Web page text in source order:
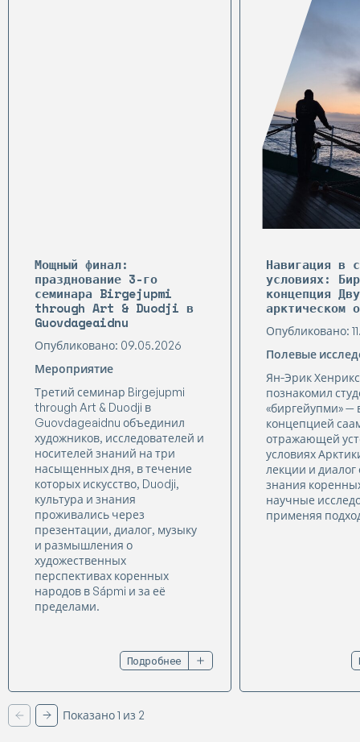
Мощный финал:
празднование 3-го
семинара Birgejupmi
through Art & Duodji в
Guovdageaidnu
Опубликовано: 09.05.2026
Мероприятие
Третий семинар Birgejupmi
through Art & Duodji в
Guovdageaidnu объединил
художников, исследователей и
носителей знаний на три
насыщенных дня, в течение
которых искусство, Duodji,
культура и знания
проживались через
презентации, диалог, музыку
и размышления о
художественных
перспективах коренных
народов в Sápmi и за её
пределами.
Подробнее
Навигация в
условиях:
концепция
арктическом
Опубликовано:
Полевые
Ян-Эрик
познакомил
«биргейупми» —
концепцией
отражающей
условиях
лекции и
знания
научные
применяя
НазадСледующая
Показано 1 из 2